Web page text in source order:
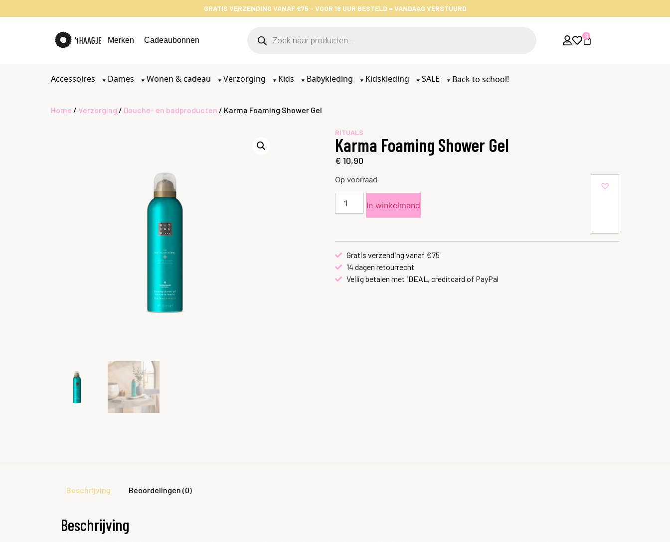
GRATIS VERZENDING VANAF €75 - VOOR 16 UUR BESTELD = VANDAAG VERSTUURD
Merken Cadeaubonnen
0
Accessoires Dames Wonen & cadeau Verzorging Kids Babykleding Kidskleding SALE Back to school!
Home / Verzorging / Douche- en badproducten / Karma Foaming Shower Gel
RITUALS
Karma Foaming Shower Gel
€ 10,90
Op voorraad
In winkelmand
Gratis verzending vanaf €75
14 dagen retourrecht
Veilig betalen met iDEAL, creditcard of PayPal
Beschrijving Beoordelingen (0)
Beschrijving